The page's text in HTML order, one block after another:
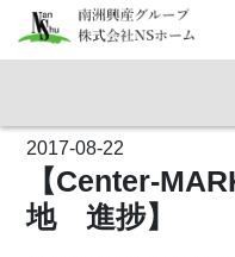
2017-08-22
【Center-
地 進捗】